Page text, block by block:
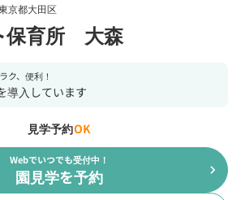
京都大田区
保育所 大森
ク、便利！
導入しています
見学予約OK
Webでいつでも受付中！
園見学を予約 chevron_right